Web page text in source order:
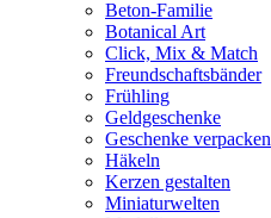
Beton-Familie
Botanical Art
Click, Mix & Match
Freundschaftsbänder
Frühling
Geldgeschenke
Geschenke verpacken
Häkeln
Kerzen gestalten
Miniaturwelten